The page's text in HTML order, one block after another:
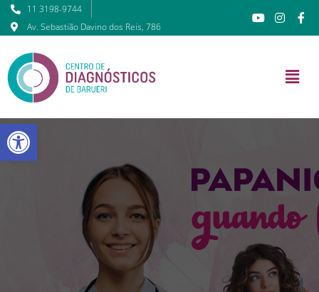
11 3198-9744
Av. Sebastião Davino dos Reis, 786
Barra de Ferramentas